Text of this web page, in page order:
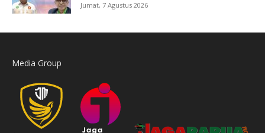
Jumat, 7 Agustus 2026
Media Group